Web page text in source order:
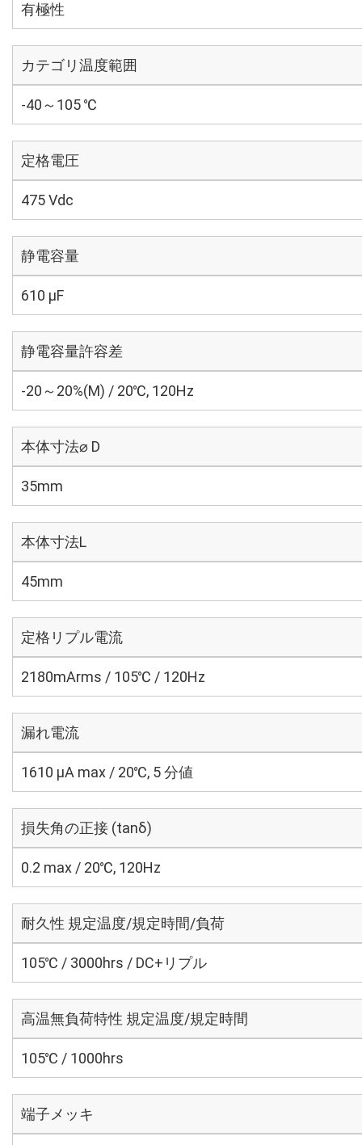
有極性
カテゴリ温度範囲
-40～105 ℃
定格電圧
475 Vdc
静電容量
610 µF
静電容量許容差
-20～20%(M) / 20℃, 120Hz
本体寸法⌀ D
35mm
本体寸法L
45mm
定格リプル電流
2180mArms / 105℃ / 120Hz
漏れ電流
1610 μA max / 20℃, 5 分値
損失角の正接 (tanδ)
0.2 max / 20℃, 120Hz
耐久性 規定温度/規定時間/負荷
105℃ / 3000hrs / DC+リプル
高温無負荷特性 規定温度/規定時間
105℃ / 1000hrs
端子メッキ